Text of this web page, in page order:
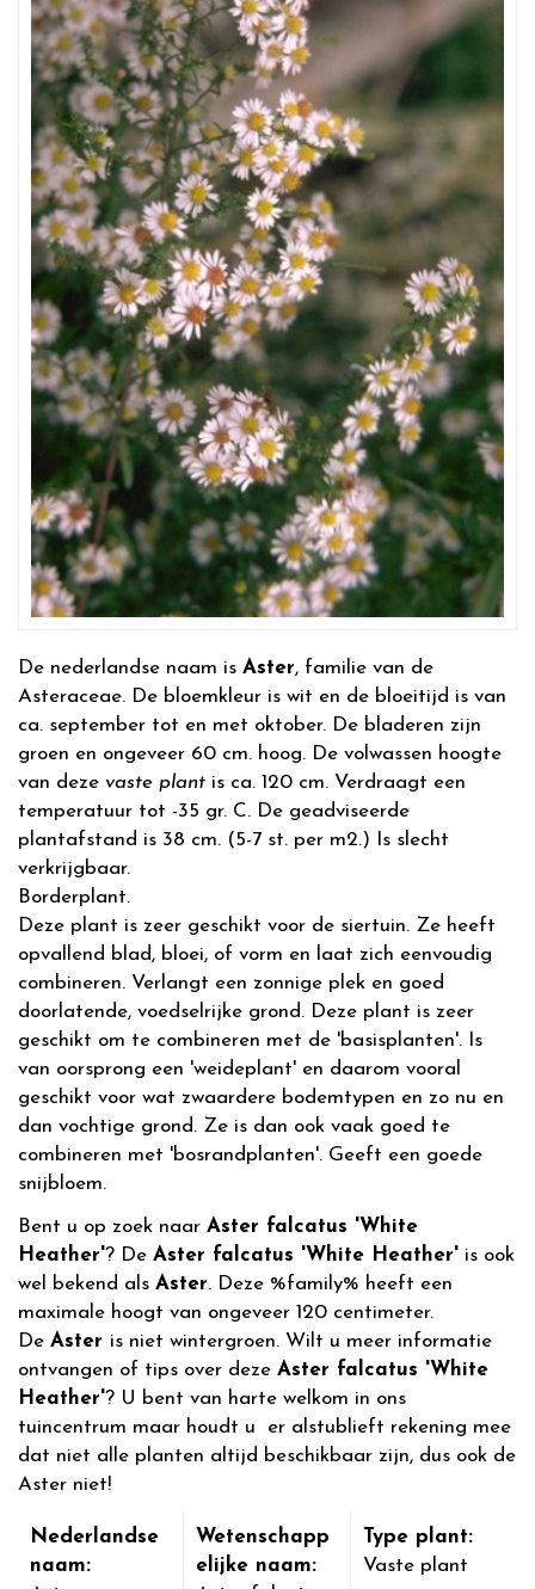
De nederlandse naam is Aster, familie van de
Asteraceae. De bloemkleur is wit en de bloeitijd is van
ca. september tot en met oktober. De bladeren zijn
groen en ongeveer 60 cm. hoog. De volwassen hoogte
van deze vaste plant is ca. 120 cm. Verdraagt een
temperatuur tot -35 gr. C. De geadviseerde
plantafstand is 38 cm. (5-7 st. per m2.) Is slecht
verkrijgbaar.
Borderplant.
Deze plant is zeer geschikt voor de siertuin. Ze heeft
opvallend blad, bloei, of vorm en laat zich eenvoudig
combineren. Verlangt een zonnige plek en goed
doorlatende, voedselrijke grond. Deze plant is zeer
geschikt om te combineren met de 'basisplanten'. Is
van oorsprong een 'weideplant' en daarom vooral
geschikt voor wat zwaardere bodemtypen en zo nu en
dan vochtige grond. Ze is dan ook vaak goed te
combineren met 'bosrandplanten'. Geeft een goede
snijbloem.
Bent u op zoek naar Aster falcatus 'White
Heather'? De Aster falcatus 'White Heather' is ook
wel bekend als Aster. Deze %family% heeft een
maximale hoogt van ongeveer 120 centimeter.
De Aster is niet wintergroen. Wilt u meer informatie
ontvangen of tips over deze Aster falcatus 'White
Heather'? U bent van harte welkom in ons
tuincentrum maar houdt u er alstublieft rekening mee
dat niet alle planten altijd beschikbaar zijn, dus ook de
Aster niet!
Nederlandse
naam:
Wetenschapp
elijke naam:
Type plant:
Vaste plant